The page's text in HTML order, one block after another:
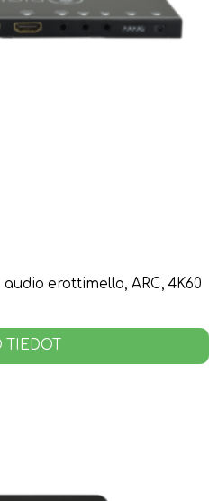
erottimella, ARC, 4K60
TIEDOT